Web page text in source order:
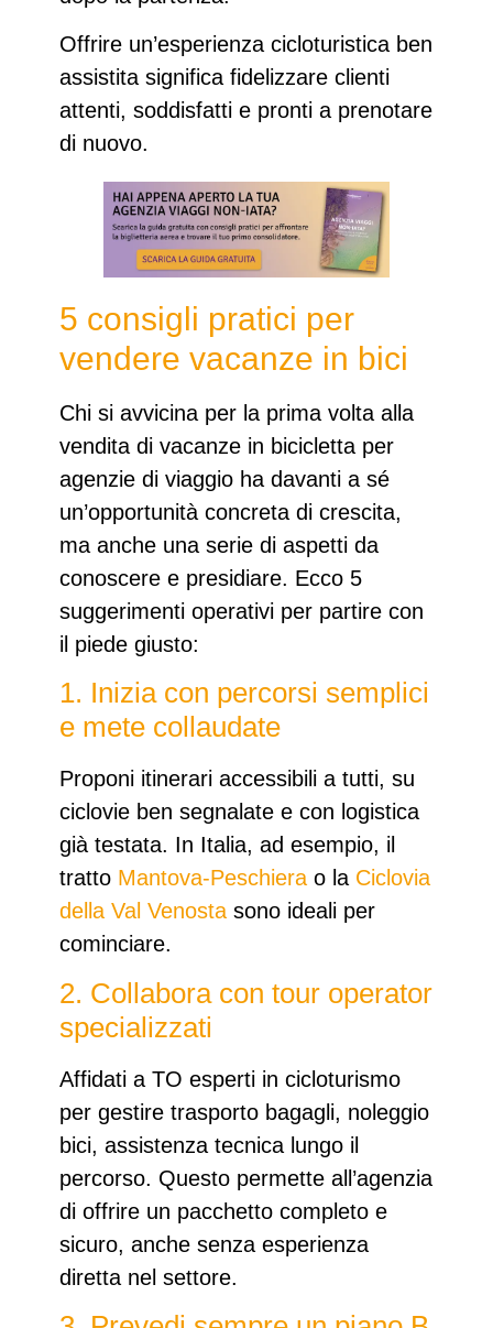
Offrire un’esperienza cicloturistica ben
assistita significa fidelizzare clienti
attenti, soddisfatti e pronti a prenotare
di nuovo.
5 consigli pratici per
vendere vacanze in bici
Chi si avvicina per la prima volta alla
vendita di vacanze in bicicletta per
agenzie di viaggio ha davanti a sé
un’opportunità concreta di crescita,
ma anche una serie di aspetti da
conoscere e presidiare. Ecco 5
suggerimenti operativi per partire con
il piede giusto:
1. Inizia con percorsi semplici
e mete collaudate
Proponi itinerari accessibili a tutti, su
ciclovie ben segnalate e con logistica
già testata. In Italia, ad esempio, il
tratto Mantova-Peschiera o la Ciclovia
della Val Venosta sono ideali per
cominciare.
2. Collabora con tour operator
specializzati
Affidati a TO esperti in cicloturismo
per gestire trasporto bagagli, noleggio
bici, assistenza tecnica lungo il
percorso. Questo permette all’agenzia
di offrire un pacchetto completo e
sicuro, anche senza esperienza
diretta nel settore.